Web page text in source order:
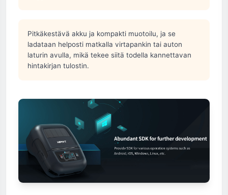
Pitkäkestävä akku ja kompakti muotoilu, ja se
ladataan helposti matkalla virtapankin tai auton
laturin avulla, mikä tekee siitä todella kannettavan
hintakirjan tulostin.